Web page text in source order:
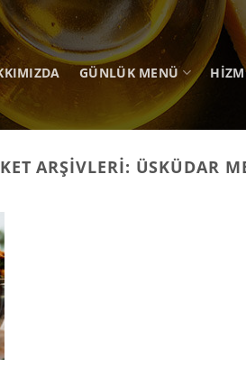
GÜNLÜK MENÜ
ARŞIVLERI: ÜSKÜDAR